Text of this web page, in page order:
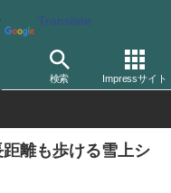
Translate
検索 Impressサイト
離も歩ける雪上シ